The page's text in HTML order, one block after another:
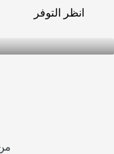
انظر التوفر